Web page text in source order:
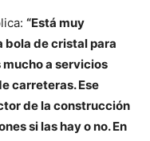
“Está muy
bola de cristal para
a servicios
carreteras. Ese
de la construcción
si las hay o no. En